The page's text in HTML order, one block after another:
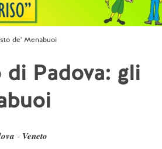
de' Menabuoi
Padova: gli
- Veneto